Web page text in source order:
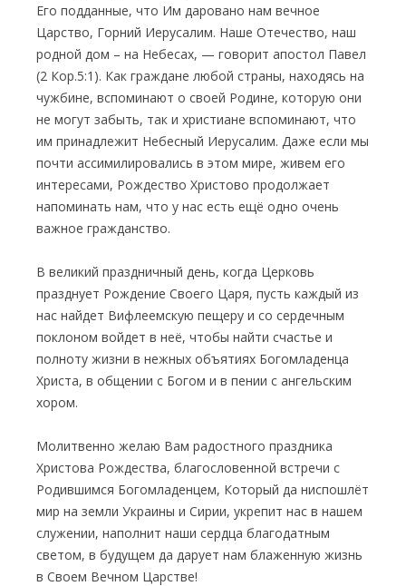
Его подданные, что Им даровано нам вечное
Царство, Горний Иерусалим. Наше Отечество, наш
родной дом – на Небесах, — говорит апостол Павел
(2 Кор.5:1). Как граждане любой страны, находясь на
чужбине, вспоминают о своей Родине, которую они
не могут забыть, так и христиане вспоминают, что
им принадлежит Небесный Иерусалим. Даже если мы
почти ассимилировались в этом мире, живем его
интересами, Рождество Христово продолжает
напоминать нам, что у нас есть ещё одно очень
важное гражданство.
В великий праздничный день, когда Церковь
празднует Рождение Своего Царя, пусть каждый из
нас найдет Вифлеемскую пещеру и со сердечным
поклоном войдет в неё, чтобы найти счастье и
полноту жизни в нежных объятиях Богомладенца
Христа, в общении с Богом и в пении с ангельским
хором.
Молитвенно желаю Вам радостного праздника
Христова Рождества, благословенной встречи с
Родившимся Богомладенцем, Который да ниспошлёт
мир на земли Украины и Сирии, укрепит нас в нашем
служении, наполнит наши сердца благодатным
светом, в будущем да дарует нам блаженную жизнь
в Своем Вечном Царстве!